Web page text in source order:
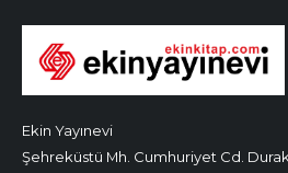
Ekin Yayınevi
Şehreküstü Mh. Cumhuriyet Cd.